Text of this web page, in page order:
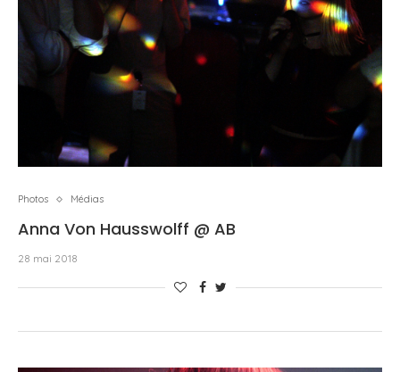
Photos Médias
Anna Von Hausswolff @ AB
28 mai 2018